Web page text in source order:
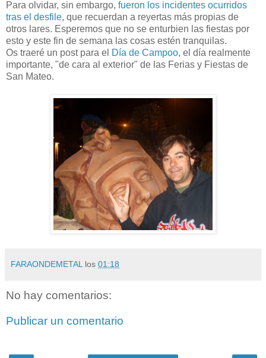
Para olvidar, sin embargo, fueron los incidentes ocurridos
tras el desfile, que recuerdan a reyertas más propias de
otros lares. Esperemos que no se enturbien las fiestas por
esto y este fin de semana las cosas estén tranquilas.
Os traeré un post para el Día de Campoo, el día realmente
importante, "de cara al exterior" de las Ferias y Fiestas de
San Mateo.
FARAONDEMETAL los 01:18
No hay comentarios:
Publicar un comentario